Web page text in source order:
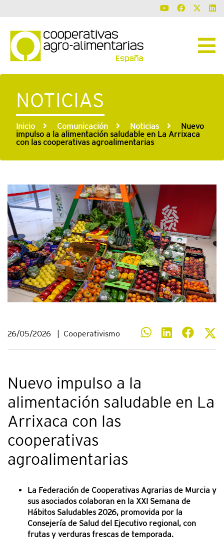
NOTICIAS
Inicio Comunicación Noticias
Nuevo
impulso a la alimentación saludable en La Arrixaca
con las cooperativas agroalimentarias
26/05/2026 | Cooperativismo
Nuevo impulso a la
alimentación saludable en La
Arrixaca con las
cooperativas
agroalimentarias
La Federación de Cooperativas Agrarias de Murcia y
sus asociados colaboran en la XXI Semana de
Hábitos Saludables 2026, promovida por la
Consejería de Salud del Ejecutivo regional, con
frutas y verduras frescas de temporada.